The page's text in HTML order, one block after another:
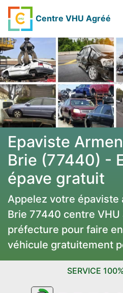
Centre VHU Agréé
Epaviste
Brie (77440) -
épave gratuit
Appelez votre
Brie 77440 centre VHU
préfecture pour faire
véhicule gratuitement
SERVICE